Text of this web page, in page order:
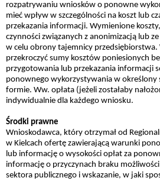
rozpatrywaniu wniosków o ponowne
mieć wpływ w szczególności na koszt lub
przekazania informacji. Wymienione
czynności związanych z anonimizacją lub
w celu obrony tajemnicy przedsiębiorstwa.
przekroczyć sumy kosztów poniesionych
przygotowania lub przekazania informacji
ponownego wykorzystywania w określony
formie. Ww. opłata (jeżeli zostałaby
indywidualnie dla każdego wniosku.
Środki prawne
Wnioskodawca, który otrzymał od
w Kielcach ofertę zawierającą warunki
lub informację o wysokości opłat za
informację o przyczynach braku
sektora publicznego i wskazanie, w jaki